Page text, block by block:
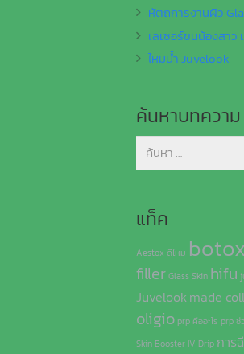
หัตถการงานผิว
เลเซอร์ขนน้องสาว
ไหมน้ำ Juvelook
ค้นหาบทความ
ค้นหา
สำหรับ:
แท็ค
Aestox ดีไหม botox
filler Glass Skin hifu
Juvelookmade
oligio prp คืออะไร prp ช่
Skin Booster IV Drip การ